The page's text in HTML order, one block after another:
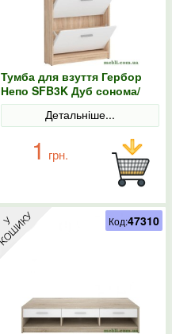
Тумба для взуття Гербор
Непо SFB3K Дуб сонома/
Німфея альба
Детальніше...
1 грн.
Код:47310